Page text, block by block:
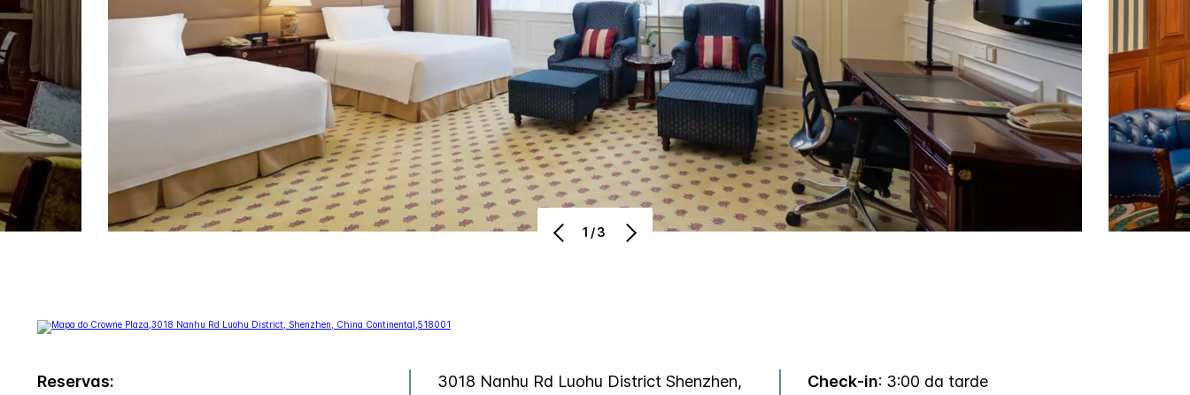
1/3
Reservas:
3018 Nanhu Rd Luohu District Shenzhen,
Check-in: 3:00 da tarde